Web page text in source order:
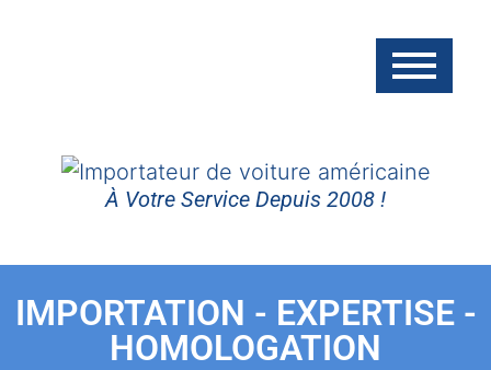
À Votre Service Depuis 2008 !
IMPORTATION - EXPERTISE -
HOMOLOGATION